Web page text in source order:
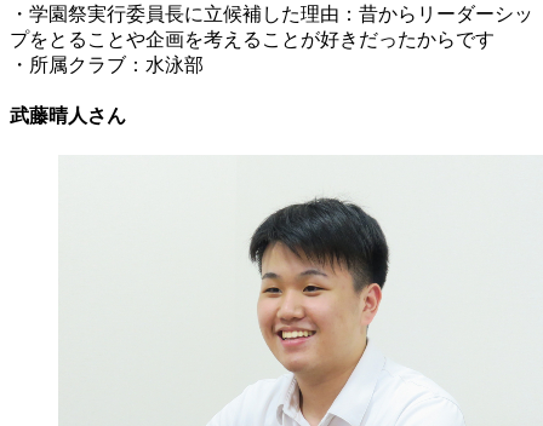
・学園祭実行委員長に立候補した理由：昔からリーダーシッ
プをとることや企画を考えることが好きだったからです
・所属クラブ：水泳部
武藤晴人さん